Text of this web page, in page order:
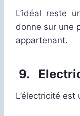
L’idéal reste
donne sur une
appartenant.
9.
L’électricité